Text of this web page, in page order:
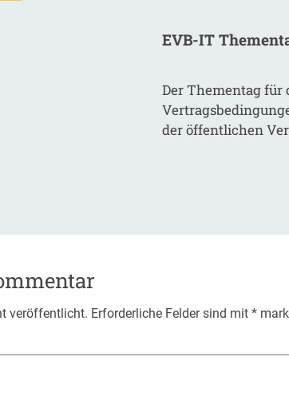
EVB-IT
Der Thementag für
der öffentlichen
veröffentlicht. Erforderliche Felder sind mit *